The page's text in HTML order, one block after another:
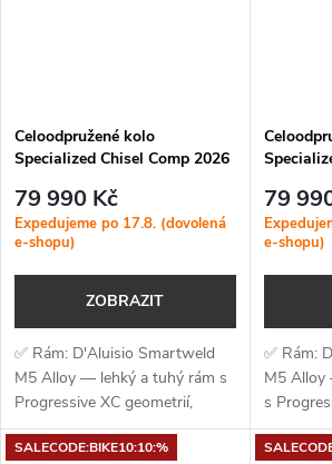
Celoodpružené kolo
Specialized Chisel Comp 2026
79 990 Kč
Expedujeme po 17.8. (dovolená
e-shopu)
ZOBRAZIT
✅ Rám: D'Aluisio Smartweld
M5 Alloy — lehký a tuhý rám s
Progressive XC geometrií,
110mm zadního zdvihu a
vnitřním vedením kabeláže ✅
Dust
79
e-shopu)
✅ Rám:
M5 Alloy
s
110mm
vnitřním
SALECODE:BIKE10:10:%